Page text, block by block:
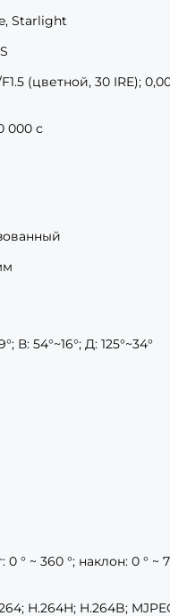
Starlight
(цветной, 30 IRE);
000 с
В: 54°~16°; Д: 125°~34°
0 ° ~ 360 °; наклон: 0 ° ~
H.264H; H.264B;